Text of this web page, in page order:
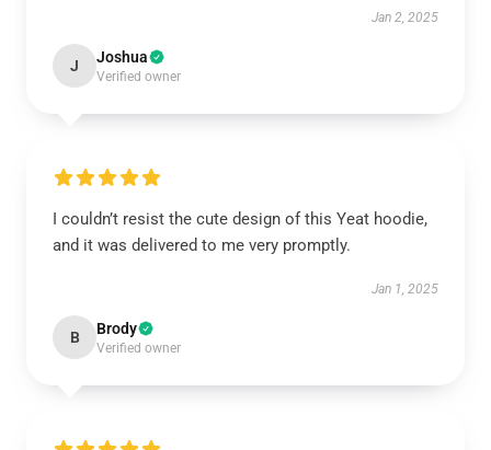
Jan 2, 2025
J Joshua
Verified owner
I couldn’t resist the cute design of this Yeat hoodie,
and it was delivered to me very promptly.
Jan 1, 2025
B Brody
Verified owner